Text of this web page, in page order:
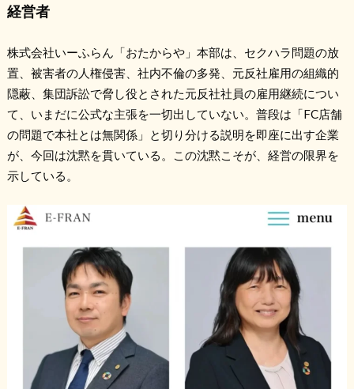
経営者
株式会社いーふらん「おたからや」本部は、セクハラ問題の放
置、被害者の人権侵害、社内不倫の多発、元反社雇用の組織的
隠蔽、集団訴訟で脅し役とされた元反社社員の雇用継続につい
て、いまだに公式な主張を一切出していない。普段は「FC店舗
の問題で本社とは無関係」と切り分ける説明を即座に出す企業
が、今回は沈黙を貫いている。この沈黙こそが、経営の限界を
示している。